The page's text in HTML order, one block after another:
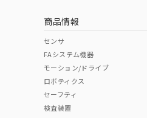
中国 RoHS表
Pb Hg
商品情報
センサ
FAシステム機器
モーション/ドライブ
ロボティクス
セーフティ
検査装置